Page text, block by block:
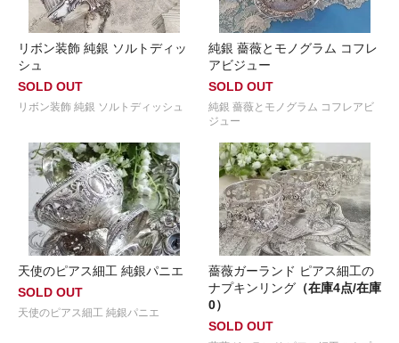
リボン装飾 純銀 ソルトディッ
シュ
SOLD OUT
リボン装飾 純銀 ソルトディッシュ
純銀 薔薇とモノグラム コフレ
アビジュー
SOLD OUT
純銀 薔薇とモノグラム コフレアビ
ジュー
天使のピアス細工 純銀パニエ
SOLD OUT
天使のピアス細工 純銀パニエ
薔薇ガーランド ピアス細工の
ナプキンリング （在庫4点/在庫
0）
SOLD OUT